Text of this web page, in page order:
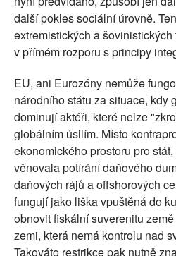
další pokles sociální úrovně.
extremistických a
v přímém rozporu s principy
EU, ani Eurozóny nemůže
národního státu za situace, kdy
dominují aktéři, které nelze
globálním úsilím. Místo
ekonomického prostoru pro
věnovala potírání daňového
daňových rájů a offshorových
fungují jako liška vpuštěná do
obnovit fiskální suverenitu
zemi, která nemá kontrolu nad
Takováto restrikce pak nutně